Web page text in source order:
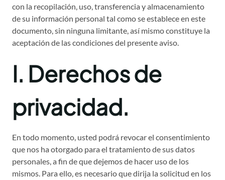
con la recopilación, uso, transferencia y almacenamiento
de su información personal tal como se establece en este
documento, sin ninguna limitante, así mismo constituye la
aceptación de las condiciones del presente aviso.
I. Derechos de
privacidad.
En todo momento, usted podrá revocar el consentimiento
que nos ha otorgado para el tratamiento de sus datos
personales, a fin de que dejemos de hacer uso de los
mismos. Para ello, es necesario que dirija la solicitud en los